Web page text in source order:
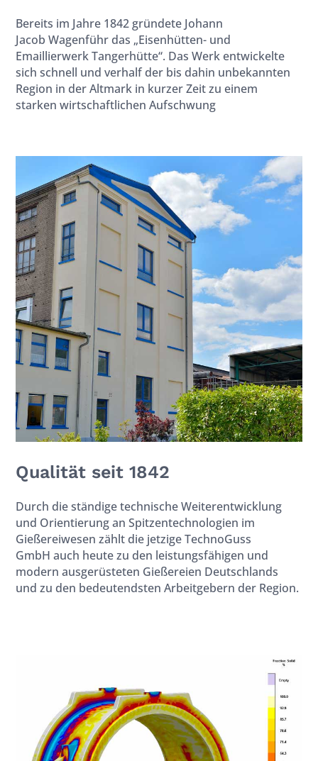
Bereits im Jahre 1842 gründete Johann
Jacob Wagenführ das „Eisenhütten- und
Emaillierwerk Tangerhütte“. Das Werk entwickelte
sich schnell und verhalf der bis dahin unbekannten
Region in der Altmark in kurzer Zeit zu einem
starken wirtschaftlichen Aufschwung
Qualität seit 1842
Durch die ständige technische Weiterentwicklung
und Orientierung an Spitzentechnologien im
Gießereiwesen zählt die jetzige TechnoGuss
GmbH auch heute zu den leistungsfähigen und
modern ausgerüsteten Gießereien Deutschlands
und zu den bedeutendsten Arbeitgebern der Region.